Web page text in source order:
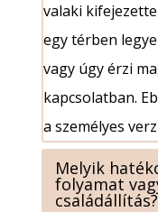
valaki
egy térben
vagy úgy érzi
kapcsolatban.
a személyes
Melyik
folyamat
családállítás?